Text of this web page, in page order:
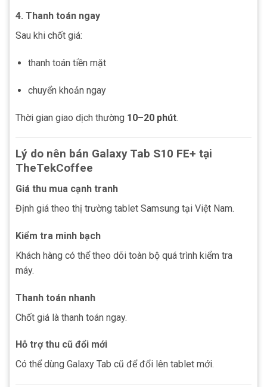
4. Thanh toán ngay
Sau khi chốt giá:
thanh toán tiền mặt
chuyển khoản ngay
Thời gian giao dịch thường 10–20 phút.
Lý do nên bán Galaxy Tab S10 FE+ tại
TheTekCoffee
Giá thu mua cạnh tranh
Định giá theo thị trường tablet Samsung tại Việt Nam.
Kiểm tra minh bạch
Khách hàng có thể theo dõi toàn bộ quá trình kiểm tra
máy.
Thanh toán nhanh
Chốt giá là thanh toán ngay.
Hỗ trợ thu cũ đổi mới
Có thể dùng Galaxy Tab cũ để đổi lên tablet mới.